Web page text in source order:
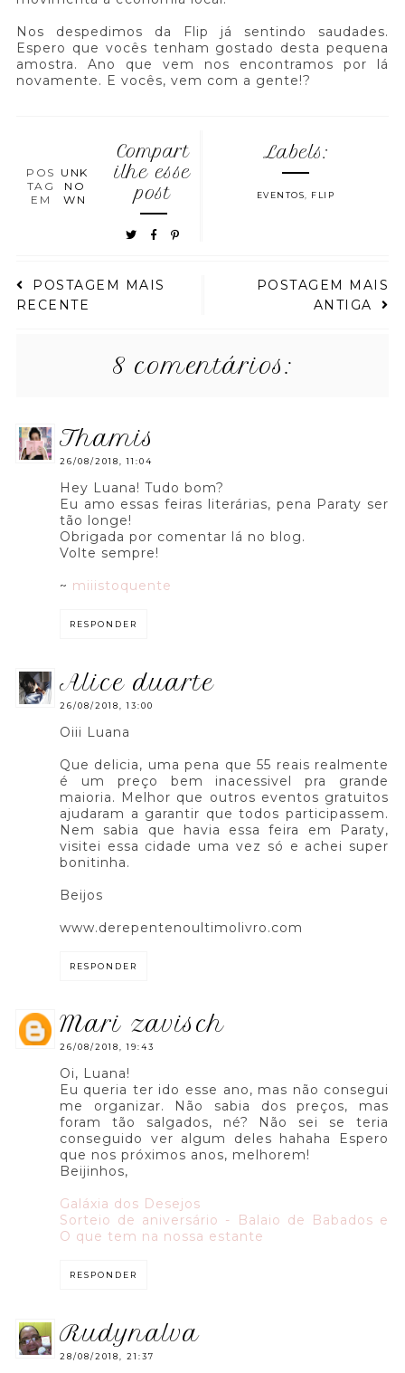
Nos despedimos da Flip já sentindo saudades.
Espero que vocês tenham gostado desta pequena
amostra. Ano que vem nos encontramos por lá
novamente. E vocês, vem com a gente!?
POS
TAG
EM
UNK
NO
WN
Compart
ilhe esse
post
Labels:
EVENTOS FLIP
POSTAGEM MAIS
RECENTE
POSTAGEM MAIS
ANTIGA
8 comentários:
thamis
26/08/2018, 11:04
Hey Luana! Tudo bom?
Eu amo essas feiras literárias, pena Paraty ser
tão longe!
Obrigada por comentar lá no blog.
Volte sempre!
~ miiistoquente
RESPONDER
alice duarte
26/08/2018, 13:00
Oiii Luana
Que delicia, uma pena que 55 reais realmente
é um preço bem inacessivel pra grande
maioria. Melhor que outros eventos gratuitos
ajudaram a garantir que todos participassem.
Nem sabia que havia essa feira em Paraty,
visitei essa cidade uma vez só e achei super
bonitinha.
Beijos
www.derepentenoultimolivro.com
RESPONDER
mari zavisch
26/08/2018, 19:43
Oi, Luana!
Eu queria ter ido esse ano, mas não consegui
me organizar. Não sabia dos preços, mas
foram tão salgados, né? Não sei se teria
conseguido ver algum deles hahaha Espero
que nos próximos anos, melhorem!
Beijinhos,
Galáxia dos Desejos
Sorteio de aniversário - Balaio de Babados e
O que tem na nossa estante
RESPONDER
rudynalva
28/08/2018, 21:37